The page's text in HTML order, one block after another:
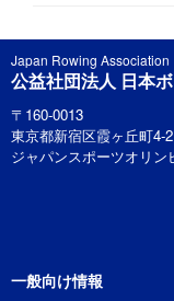
Japan Rowing Association
公益社団法人 日本
〒160-0013
東京都新宿区霞ヶ丘町4-2
ジャパンスポーツオリン
一般向け情報